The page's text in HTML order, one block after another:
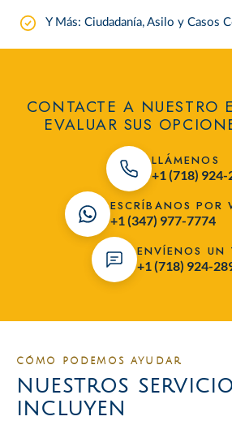
Y Más: Ciudadanía, Asilo y Casos
CONTACTE A NUESTRO
EVALUAR SUS
LLÁMENOS
+1 (718) 924-
ESCRÍBANOS POR
+1 (347) 977-7774
ENVÍENOS UN
+1 (718) 924-
CÓMO PODEMOS AYUDAR
NUESTROS
INCLUYEN